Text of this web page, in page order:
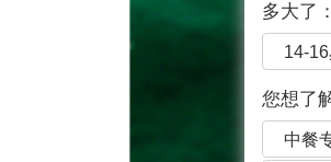
多大了：
14-
您想了
中餐